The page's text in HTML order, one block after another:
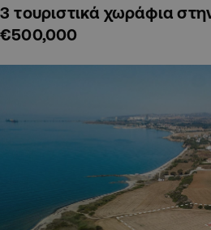
3 τουριστικά χωράφια
€500,000